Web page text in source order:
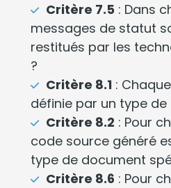
Critère 7.5 : Dans
messages de statut
restitués par les
?
Critère 8.1 :
définie par un type
Critère 8.2 : Pour
code source généré
type de document
Critère 8.6 : Pour